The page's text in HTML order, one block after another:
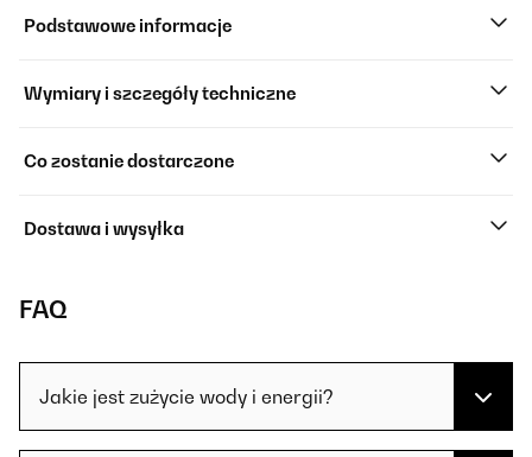
Podstawowe informacje
Wymiary i szczegóły techniczne
Co zostanie dostarczone
Dostawa i wysyłka
FAQ
Jakie jest zużycie wody i energii?